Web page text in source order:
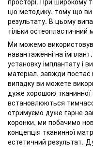
цю методику, тому що ви
результату. В цьому
тільки остеопластичний
Ми можемо
навантаженні на
установку імплантату і
матеріал, завжди
випадку ви можете
дуже хорошою тканинної
встановлюються
отримуємо дуже гарне
коронки, ми побачимо
концепція тканинної
естетичний результат.